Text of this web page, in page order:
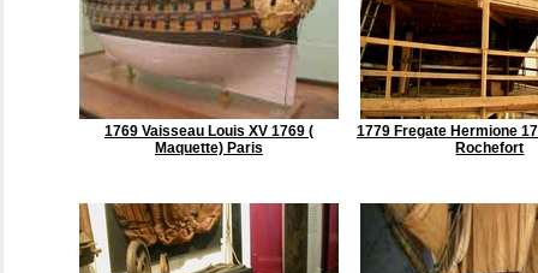
1769 Vaisseau Louis XV 1769 (
Maquette) Paris
1779 Fregate Hermione
Rochefort